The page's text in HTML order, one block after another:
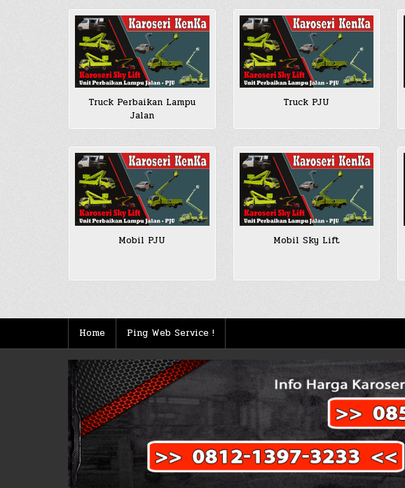
Truck Perbaikan Lampu
Jalan
Truck PJU
Mobil PJU Mobil Sky Lift
Home Ping Web Service !